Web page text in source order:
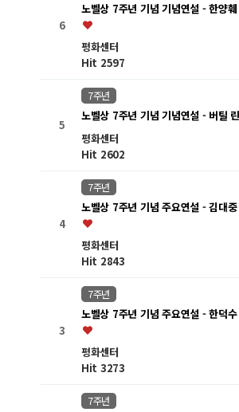
6
노벨상 7주년 기념 기념연설 - 한양
평화센터
Hit 2597
5
7주년
노벨상 7주년 기념 기념연설 - 버틸
평화센터
Hit 2602
4
7주년
노벨상 7주년 기념 주요연설 - 김대
평화센터
Hit 2843
3
7주년
노벨상 7주년 기념 주요연설 - 한덕
평화센터
Hit 3273
7주년